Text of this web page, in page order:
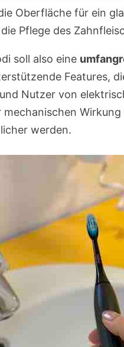
Oberfläche für ein
Pflege des
soll also eine
Features,
Nutzer von
mechanischen
werden.